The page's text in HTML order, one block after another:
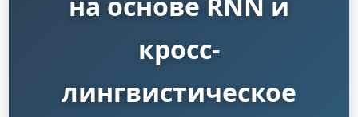
кросс-
лингвистическое